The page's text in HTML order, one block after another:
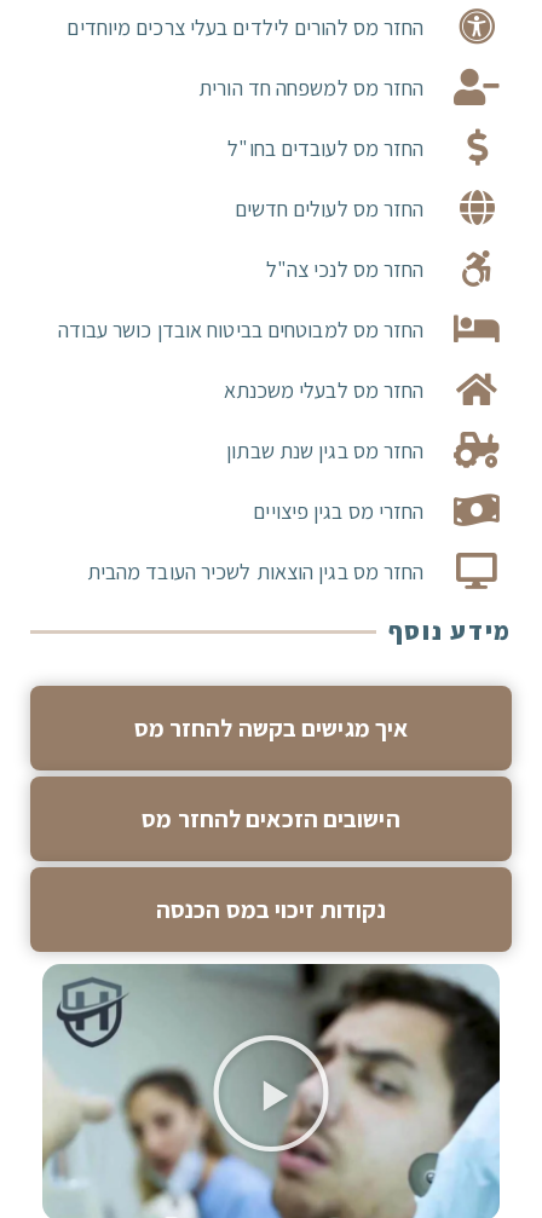
החזר מס להורים לילדים בעלי צרכים מיוחדים
החזר מס למשפחה חד הורית
החזר מס לעובדים בחו"ל
החזר מס לעולים חדשים
החזר מס לנכי צה"ל
החזר מס למבוטחים בביטוח אובדן כושר עבודה
החזר מס לבעלי משכנתא
החזר מס בגין שנת שבתון
החזרי מס בגין פיצויים
החזר מס בגין הוצאות לשכיר העובד מהבית
מידע נוסף
איך מגישים בקשה להחזר מס
הישובים הזכאים להחזר מס
נקודות זיכוי במס הכנסה